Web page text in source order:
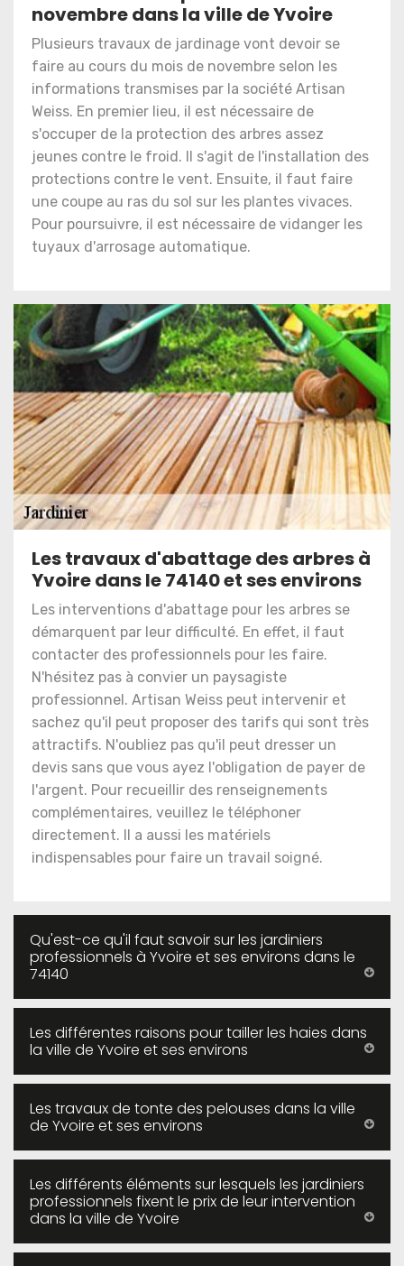
novembre dans la ville de Yvoire
Plusieurs travaux de jardinage vont devoir se
faire au cours du mois de novembre selon les
informations transmises par la société Artisan
Weiss. En premier lieu, il est nécessaire de
s'occuper de la protection des arbres assez
jeunes contre le froid. Il s'agit de l'installation des
protections contre le vent. Ensuite, il faut faire
une coupe au ras du sol sur les plantes vivaces.
Pour poursuivre, il est nécessaire de vidanger les
tuyaux d'arrosage automatique.
Les travaux d'abattage des arbres à
Yvoire dans le 74140 et ses environs
Les interventions d'abattage pour les arbres se
démarquent par leur difficulté. En effet, il faut
contacter des professionnels pour les faire.
N'hésitez pas à convier un paysagiste
professionnel. Artisan Weiss peut intervenir et
sachez qu'il peut proposer des tarifs qui sont très
attractifs. N'oubliez pas qu'il peut dresser un
devis sans que vous ayez l'obligation de payer de
l'argent. Pour recueillir des renseignements
complémentaires, veuillez le téléphoner
directement. Il a aussi les matériels
indispensables pour faire un travail soigné.
Qu'est-ce qu'il faut savoir sur les jardiniers
professionnels à Yvoire et ses environs dans le
74140
Les différentes raisons pour tailler les haies dans
la ville de Yvoire et ses environs
Les travaux de tonte des pelouses dans la ville
de Yvoire et ses environs
Les différents éléments sur lesquels les jardiniers
professionnels fixent le prix de leur intervention
dans la ville de Yvoire